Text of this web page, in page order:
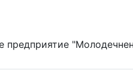
предприятие